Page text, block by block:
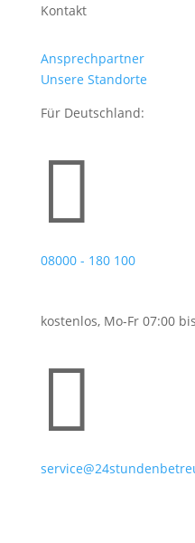
Kontakt
Ansprechpartner
Unsere Standorte
Für Deutschland:

08000 - 180 100
kostenlos, Mo-Fr 07:00
